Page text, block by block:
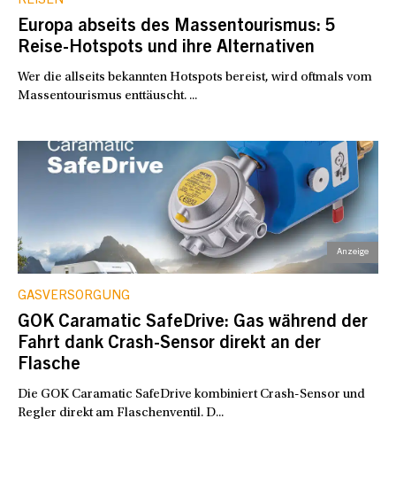
GASVERSORGUNG
GOK Caramatic SafeDrive: Gas während der
Fahrt dank Crash-Sensor direkt an der
Flasche
Die GOK Caramatic SafeDrive kombiniert Crash-Sensor und
Regler direkt am Flaschenventil. D...
Europa abseits des Massentourismus: 5
Reise-Hotspots und ihre Alternativen
Wer die allseits bekannten Hotspots bereist, wird oftmals vom
Massentourismus enttäuscht. ...